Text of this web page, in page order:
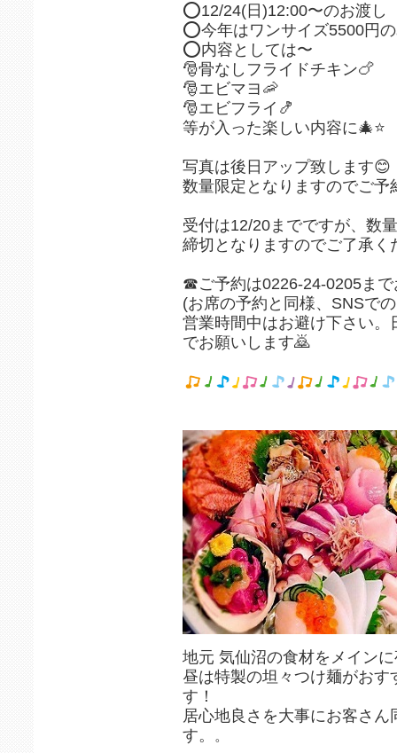
⭕12/24(日)12:00〜のお渡し
⭕今年はワンサイズ5500円
⭕内容としては〜
🎅骨なしフライドチキン🍗
🎅エビマヨ🦐
🎅エビフライ🍤
等が入った楽しい内容に🎄⭐
写真は後日アップ致します😊
数量限定となりますのでご
受付は12/20までですが、数
締切となりますのでご了承く
☎ご予約は0226-24-0205ま
(お席の予約と同様、SNSで
営業時間中はお避け下さい
でお願いします🙇
地元 気仙沼の食材をメイン
昼は特製の坦々つけ麺がお
す！
居心地良さを大事にお客さ
す。
。